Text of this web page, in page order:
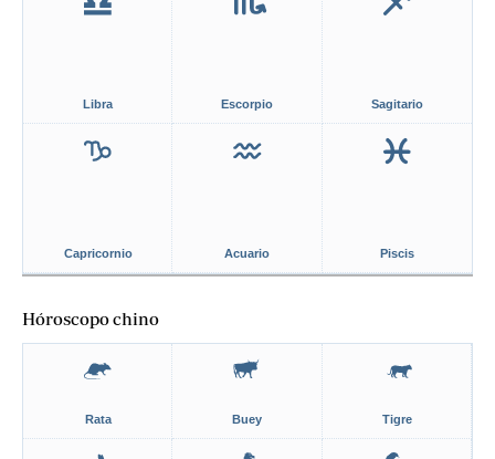
Libra Escorpio Sagitario
Capricornio Acuario Piscis
Hóroscopo chino
Rata Buey Tigre